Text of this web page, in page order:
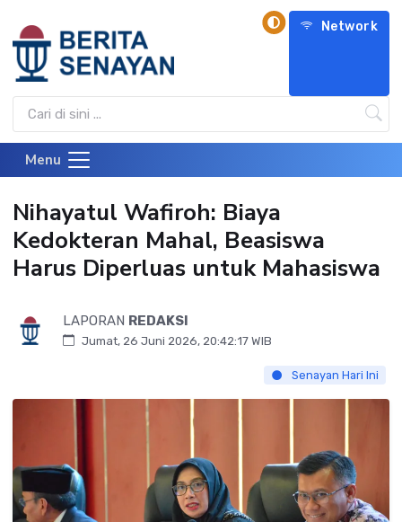
Network
Menu
Nihayatul Wafiroh: Biaya
Kedokteran Mahal, Beasiswa
Harus Diperluas untuk Mahasiswa
LAPORAN REDAKSI
Jumat, 26 Juni 2026, 20:42:17 WIB
Senayan Hari Ini